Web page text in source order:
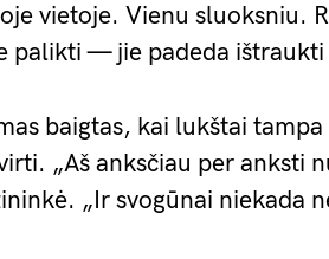
vietoje. Vienu sluoksniu.
palikti — jie padeda ištraukti
baigtas, kai lukštai
„Aš anksčiau per anksti
„Ir svogūnai niekada